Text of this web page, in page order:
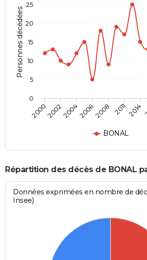
Personnes décédées
BONAL
20002002200420062008 20112014
0
5
10
15
20
25
Répartition des décès de BONAL
Données exprimées en nombre de
Insee)